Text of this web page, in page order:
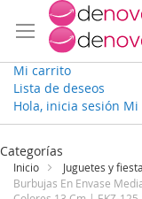
Mi carrito
Lista de deseos
Hola, inicia sesión Mi
Ir
contenido
Categorías
Inicio Juguetes y fiesta
Burbujas En Envase